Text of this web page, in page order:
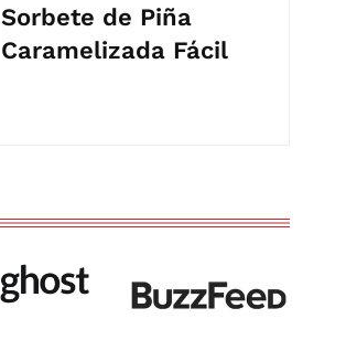
Sorbete de Piña
Caramelizada Fácil